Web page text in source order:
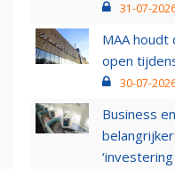
31-07-
MAA houdt
open
30-07-
Business